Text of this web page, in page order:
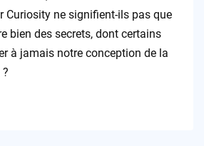
Curiosity ne signifient-ils pas que
bien des secrets, dont certains
à jamais notre conception de la